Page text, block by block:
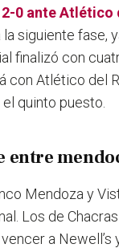
0 ante Atlético
siguiente fase,
finalizó con
con Atlético del
quinto puesto.
entre
Mendoza y
Los de
a Newell’s